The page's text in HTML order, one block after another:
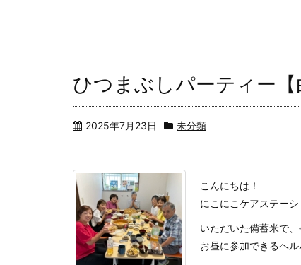
ひつまぶしパーティー【
2025年7月23日 未分類
こんにちは！
にこにこケアステーシ
いただいた備蓄米で
お昼に参加できるヘル